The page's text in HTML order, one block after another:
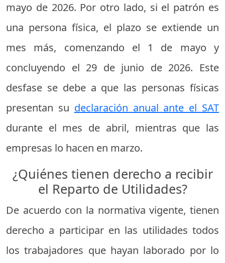
mayo de 2026. Por otro lado, si el patrón es
una persona física, el plazo se extiende un
mes más, comenzando el 1 de mayo y
concluyendo el 29 de junio de 2026. Este
desfase se debe a que las personas físicas
presentan su declaración anual ante el SAT
durante el mes de abril, mientras que las
empresas lo hacen en marzo.
¿Quiénes tienen derecho a recibir
el Reparto de Utilidades?
De acuerdo con la normativa vigente, tienen
derecho a participar en las utilidades todos
los trabajadores que hayan laborado por lo